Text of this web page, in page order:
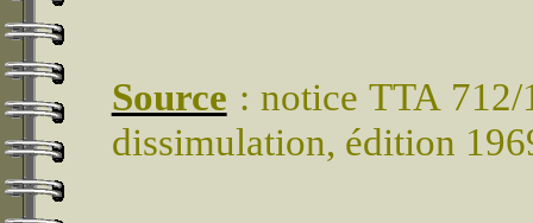
Source : notice TTA
dissimulation, édition